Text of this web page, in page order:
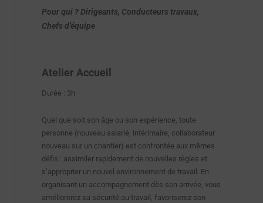
Pour qui ? Dirigeants, Conducteurs travaux,
Chefs d’équipe
Atelier Accueil
Durée : 3h
Quel que soit son âge ou son expérience, toute
personne (nouveau salarié, intérimaire, collaborateur
nouveau sur un chantier) est confrontée aux mêmes
défis : assimiler rapidement de nouvelles règles et
s’approprier un nouvel environnement de travail. En
organisant un accompagnement dès son arrivée, vous
améliorerez sa sécurité au travail, favoriserez son